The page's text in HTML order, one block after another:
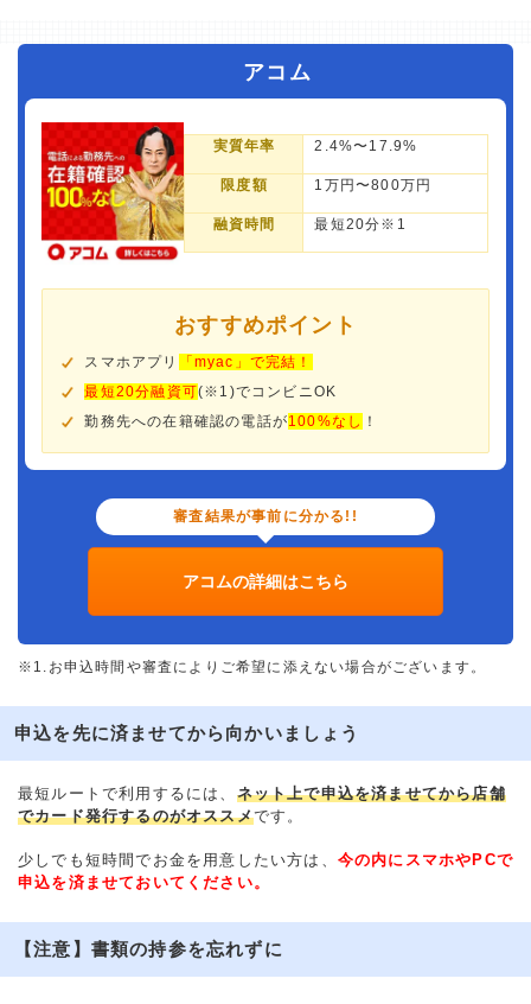
アコム
実質年率 2.4%〜17.9%
限度額 1万円〜800万円
融資時間 最短20分※1
おすすめポイント
スマホアプリ
「myac」で完結！
最短20分融資可(※1)でコンビニOK
勤務先への在籍確認の電話が100%なし ！
審査結果が事前に分かる!!
アコムの詳細はこちら
※1.お申込時間や審査によりご希望に添えない場合がございます。
申込を先に済ませてから向かいましょう
最短ルートで利用するには、 ネット上で申込を済ませてから店舗
でカード発行するのがオススメです。
少しでも短時間でお金を用意したい方は、 今の内にスマホやPCで
申込を済ませておいてください。
【注意】書類の持参を忘れずに